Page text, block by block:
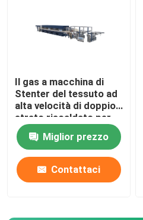
Il gas a macchina di
Stenter del tessuto ad
alta velocità di doppio
strato riscaldato per
tricotta il tessuto
Miglior prezzo
Contattaci